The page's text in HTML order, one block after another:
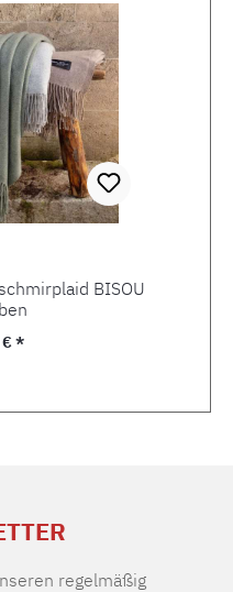
BISOU
Preis:
€ *
regelmäßig